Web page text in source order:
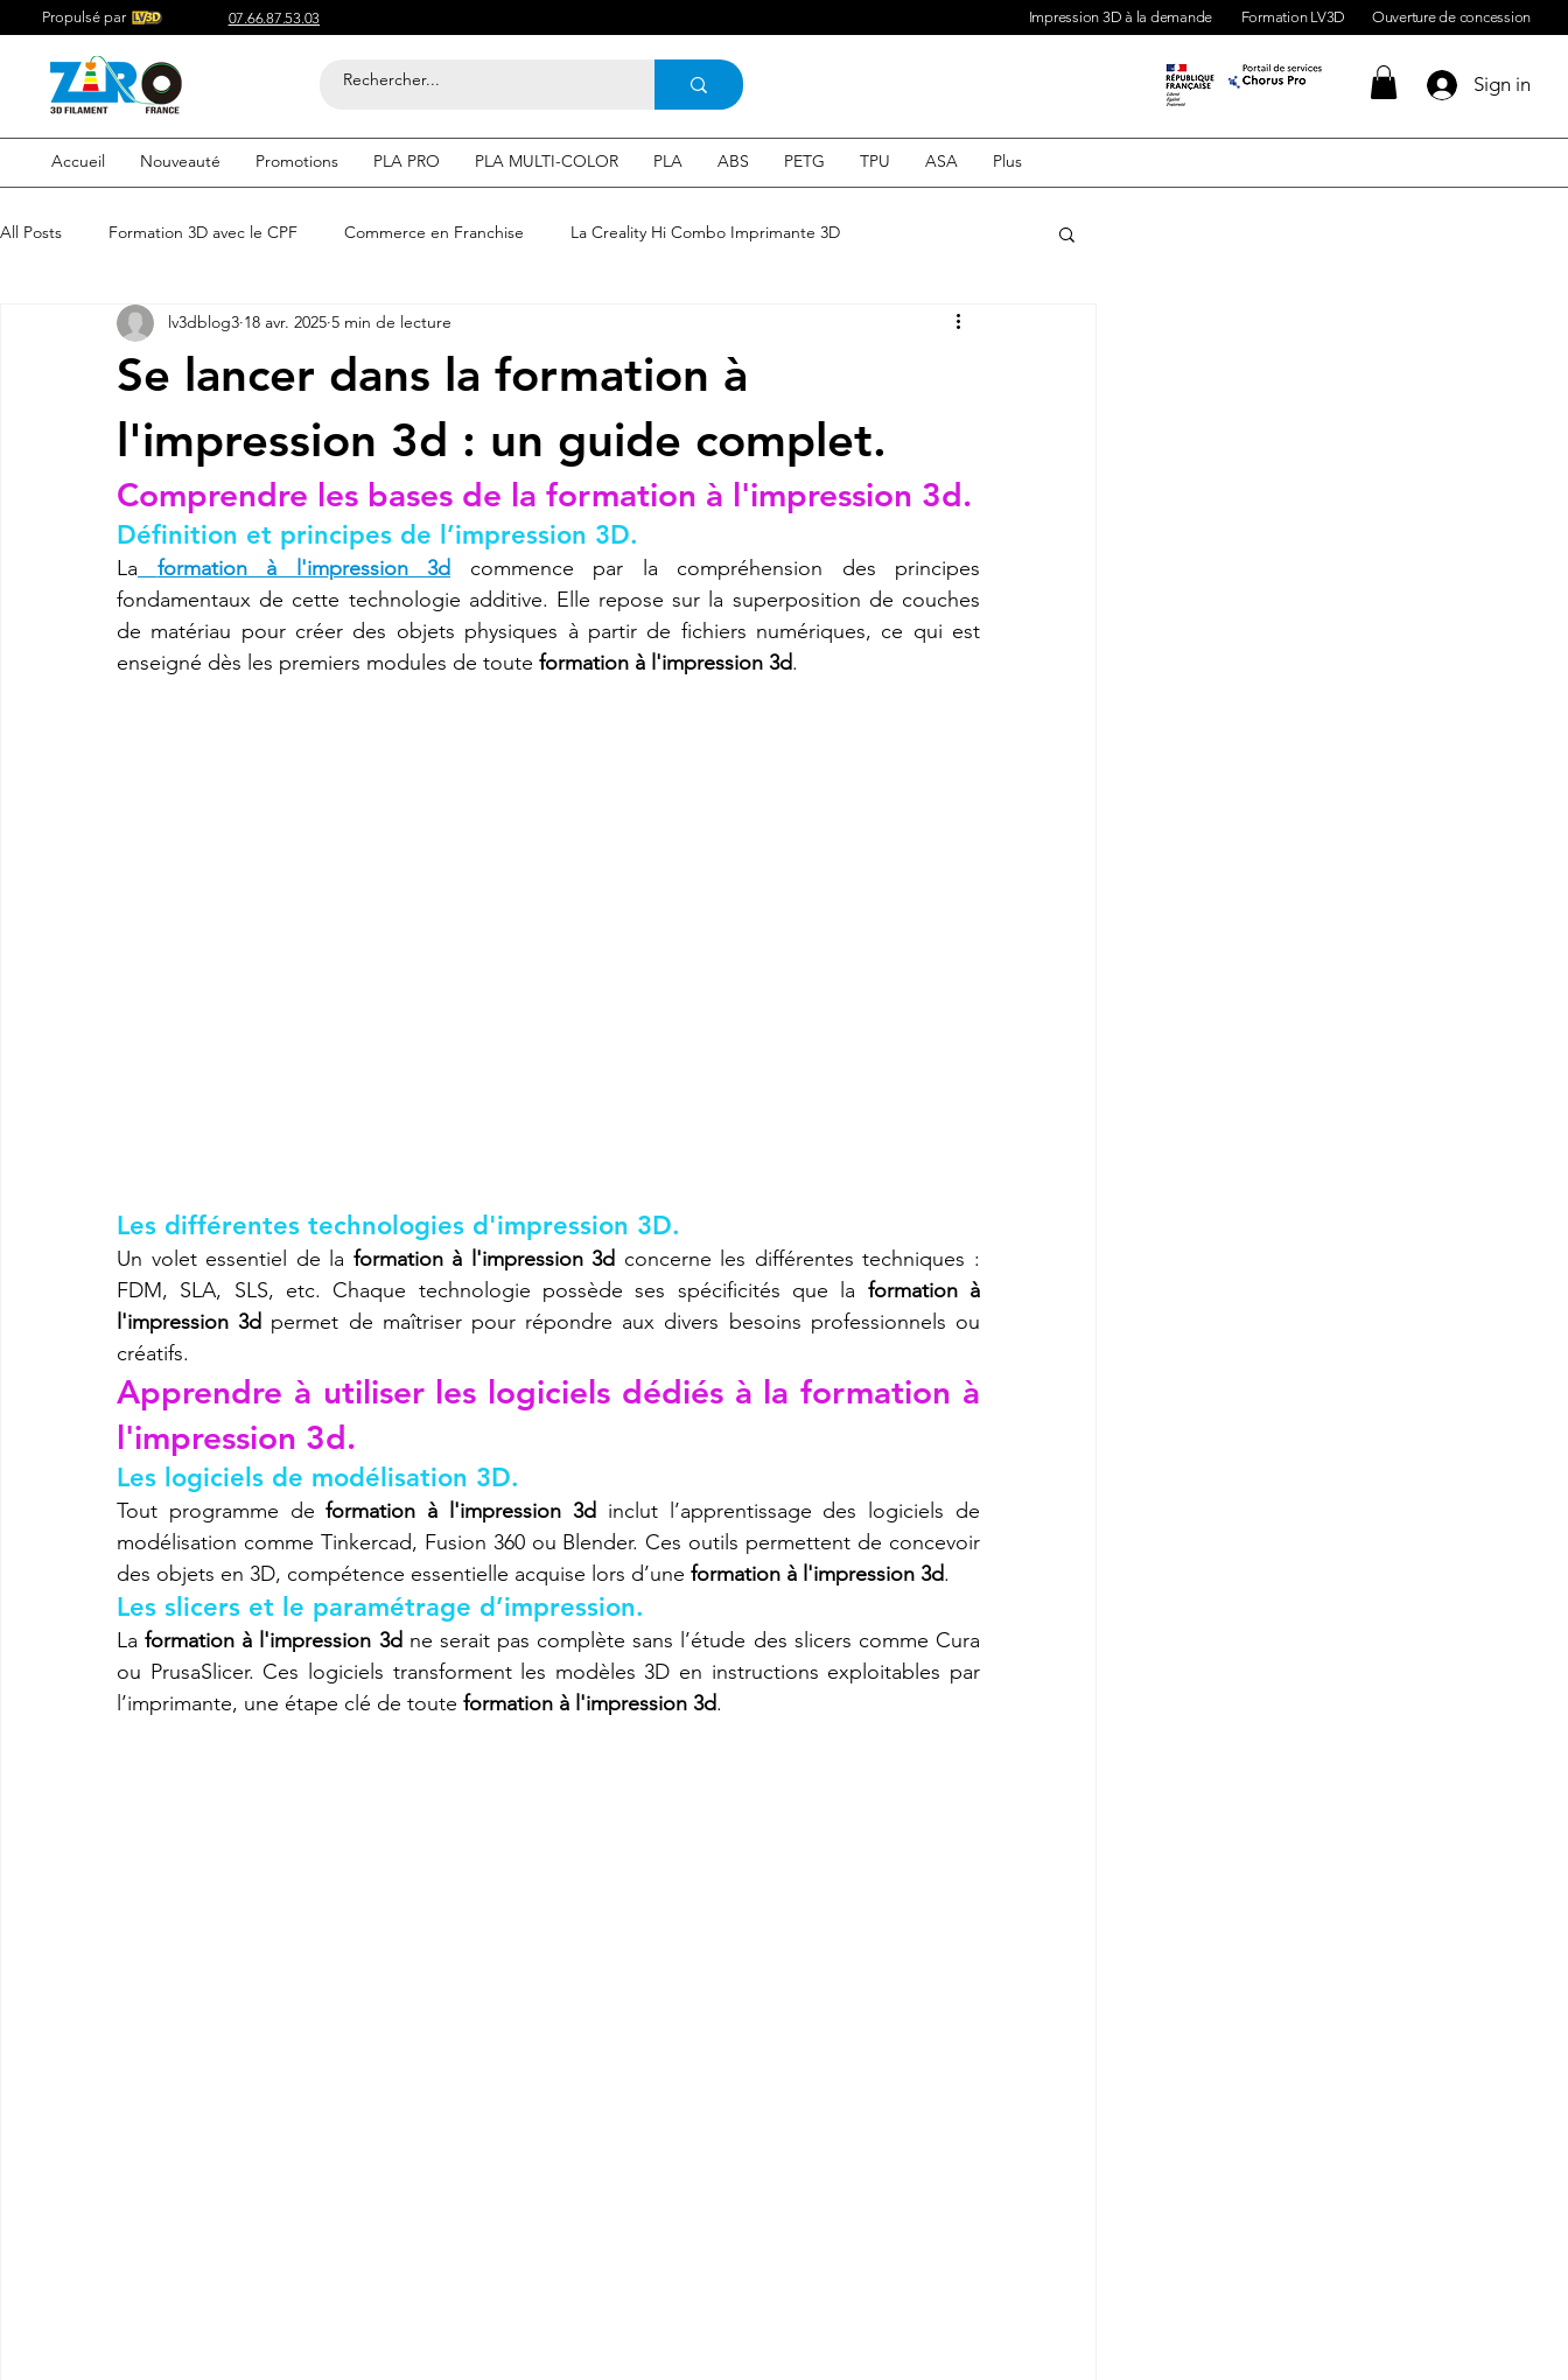
Propulsé par 07.66.87.53.03 Impression 3D à la demande Formation LV3D Ouverture de concession
Sign in
Accueil Nouveauté Promotions PLA PRO PLA MULTI-COLOR PLA ABS PETG TPU ASA Plus
All Posts Formation 3D avec le CPF Commerce en Franchise La Creality Hi Combo Imprimante 3D
Acheter du Filament 3D pour Compétitif du Filament 3D
Filaments 3D PLA Acheter du Filament 3D Impression 3d en ligne Acheter une machine 3D
etre visible sur google Comment etre visible sur google SEO Expert en SEO
imprimante3d Creality K2 plus combo Imprimante 3d prix Refaire une pièce imprimante 3D K2 Plus Combo
Se lancer dans la formation à
l'impression 3d : un guide complet.
lv3dblog3 18 avr. 2025 5 min de lecture
Comprendre les bases de la formation à l'impression 3d.
Définition et principes de l’impression 3D.
La formation à l'impression 3d commence par la compréhension des principes
fondamentaux de cette technologie additive. Elle repose sur la superposition de couches
de matériau pour créer des objets physiques à partir de fichiers numériques, ce qui est
enseigné dès les premiers modules de toute formation à l'impression 3d.
Les différentes technologies d'impression 3D.
Un volet essentiel de la formation à l'impression 3d concerne les différentes techniques :
FDM, SLA, SLS, etc. Chaque technologie possède ses spécificités que la formation à
l'impression 3d permet de maîtriser pour répondre aux divers besoins professionnels ou
créatifs.
Apprendre à utiliser les logiciels dédiés à la formation à
l'impression 3d.
Les logiciels de modélisation 3D.
Tout programme de formation à l'impression 3d inclut l’apprentissage des logiciels de
modélisation comme Tinkercad, Fusion 360 ou Blender. Ces outils permettent de concevoir
des objets en 3D, compétence essentielle acquise lors d’une formation à l'impression 3d.
Les slicers et le paramétrage d’impression.
La formation à l'impression 3d ne serait pas complète sans l’étude des slicers comme Cura
ou PrusaSlicer. Ces logiciels transforment les modèles 3D en instructions exploitables par
l’imprimante, une étape clé de toute formation à l'impression 3d.